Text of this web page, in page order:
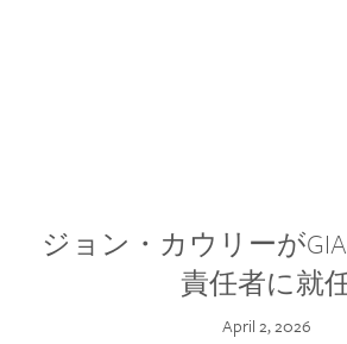
ジョン・カウリーが
責任者に就
April 2, 2026